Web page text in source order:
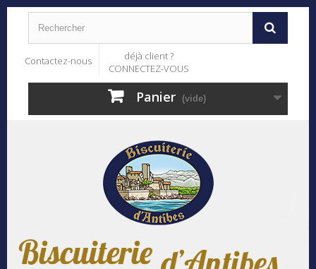
Contactez-nous
déjà client ?
CONNECTEZ-VOUS
Panier (vide)